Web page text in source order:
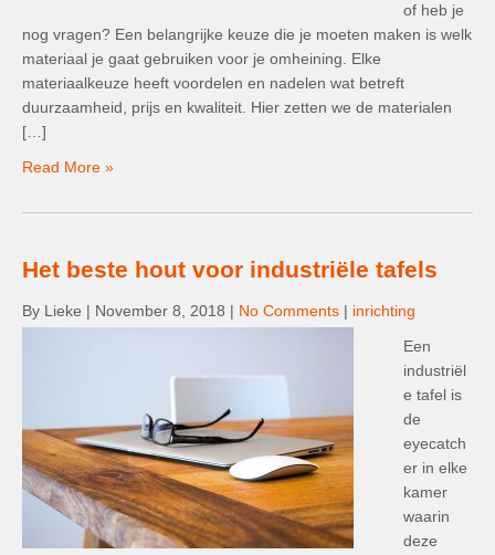
of heb je
nog vragen? Een belangrijke keuze die je moeten maken is welk
materiaal je gaat gebruiken voor je omheining. Elke
materiaalkeuze heeft voordelen en nadelen wat betreft
duurzaamheid, prijs en kwaliteit. Hier zetten we de materialen
[…]
Read More »
Het beste hout voor industriële tafels
By Lieke | November 8, 2018 | No Comments | inrichting
Een
industriël
e tafel is
de
eyecatch
er in elke
kamer
waarin
deze